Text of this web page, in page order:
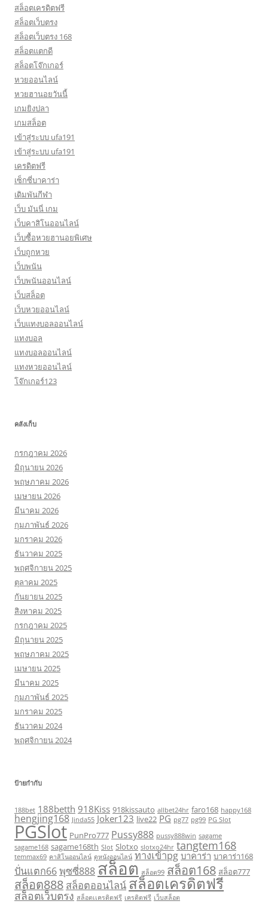
สล็อตเครดิตฟรี
สล็อตเว็บตรง
สล็อตเว็บตรง 168
สล็อตแตกดี
สล็อตโจ๊กเกอร์
หวยออนไลน์
หวยฮานอยวันนี้
เกมยิงปลา
เกมสล็อต
เข้าสู่ระบบ ufa191
เข้าสู่ระบบ ufa191
เครดิตฟรี
เซ็กซี่บาคาร่า
เดิมพันกีฬา
เว็บ มันนี่ เกม
เว็บคาสิโนออนไลน์
เว็บซื้อหวยฮานอยพิเศษ
เว็บถูกหวย
เว็บพนัน
เว็บพนันออนไลน์
เว็บสล็อต
เว็บหวยออนไลน์
เว็บแทงบอลออนไลน์
แทงบอล
แทงบอลออนไลน์
แทงหวยออนไลน์
โจ๊กเกอร์123
คลังเก็บ
กรกฎาคม 2026
มิถุนายน 2026
พฤษภาคม 2026
เมษายน 2026
มีนาคม 2026
กุมภาพันธ์ 2026
มกราคม 2026
ธันวาคม 2025
พฤศจิกายน 2025
ตุลาคม 2025
กันยายน 2025
สิงหาคม 2025
กรกฎาคม 2025
มิถุนายน 2025
พฤษภาคม 2025
เมษายน 2025
มีนาคม 2025
กุมภาพันธ์ 2025
มกราคม 2025
ธันวาคม 2024
พฤศจิกายน 2024
ป้ายกำกับ
188bet 188betth 918Kiss 918kissauto allbet24hr faro168 happy168
hengjing168 Jinda55 Joker123 live22 PG pg77 pg99 PG Slot
PGSlot PunPro777 Pussy888 pussy888win sagame
sagame168 sagame168th Slot Slotxo slotxo24hr tangtem168
temmax69 คาสิโนออนไลน์ ดูหนังออนไลน์ ทางเข้าpg บาคาร่า บาคาร่า168
ปั่นแตก66พุซซี่888 สล็อต สล็อต99 สล็อต168 สล็อต777
สล็อต888 สล็อตออนไลน์สล็อตเครดิตฟรี
สล็อตเว็บตรง สล็อตเเครดิตฟรี เครดิตฟรี เว็บสล็อต